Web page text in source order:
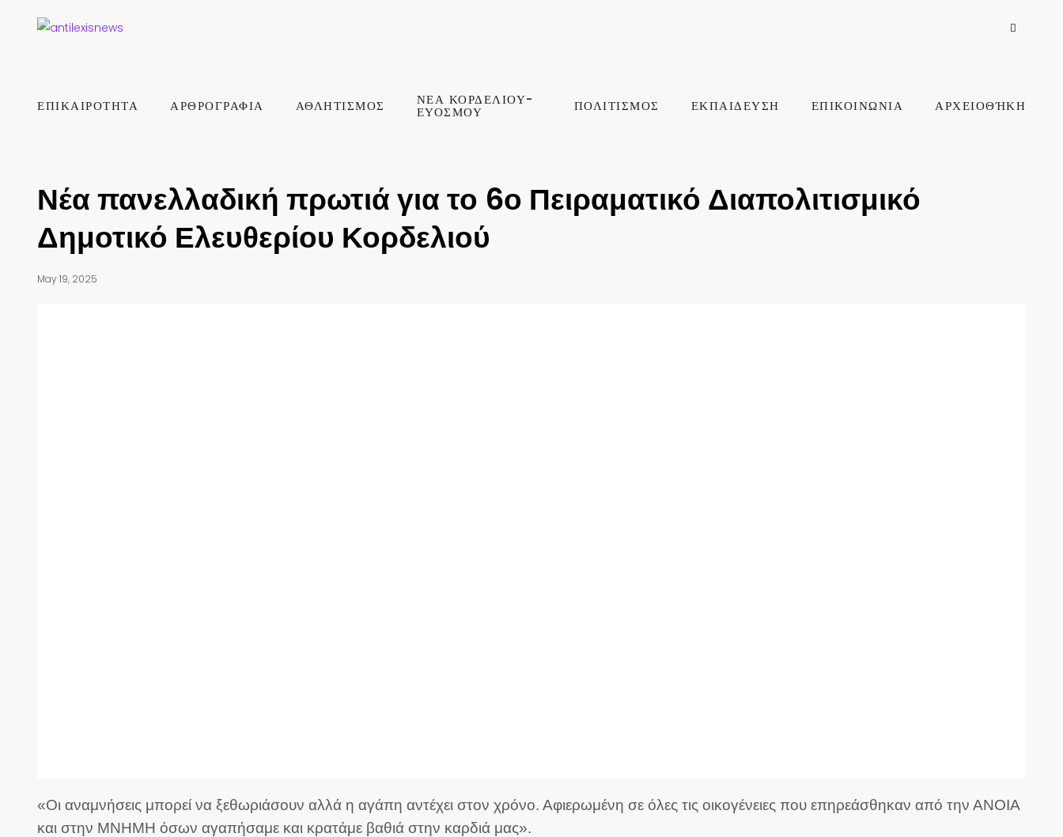
ΕΠΙΚΑΙΡΟΤΗΤΑ ΑΡΘΡΟΓΡΑΦΙΑ ΑΘΛΗΤΙΣΜΟΣ ΝΕΑ ΚΟΡΔΕΛΙΟΥ-
ΕΥΟΣΜΟΥ ΠΟΛΙΤΙΣΜΟΣ ΕΚΠΑΙΔΕΥΣΗ ΕΠΙΚΟΙΝΩΝΙΑ ΑΡΧΕΙΟΘΉΚΗ
Νέα πανελλαδική πρωτιά για το 6ο Πειραματικό Διαπολιτισμικό
Δημοτικό Ελευθερίου Κορδελιού
May 19, 2025
«Οι αναμνήσεις μπορεί να ξεθωριάσουν αλλά η αγάπη αντέχει στον χρόνο. Αφιερωμένη σε όλες τις οικογένειες που επηρεάσθηκαν από την ΑΝΟΙΑ
και στην ΜΝΗΜΗ όσων αγαπήσαμε και κρατάμε βαθιά στην καρδιά μας».